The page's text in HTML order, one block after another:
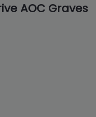
AOC Graves